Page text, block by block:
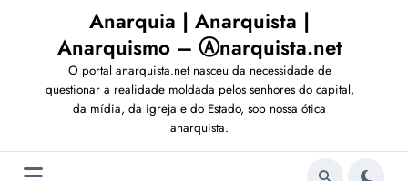
Anarquia | Anarquista |
Anarquismo – Ⓐnarquista.net
O portal anarquista.net nasceu da necessidade de
questionar a realidade moldada pelos senhores do capital,
da mídia, da igreja e do Estado, sob nossa ótica
anarquista.